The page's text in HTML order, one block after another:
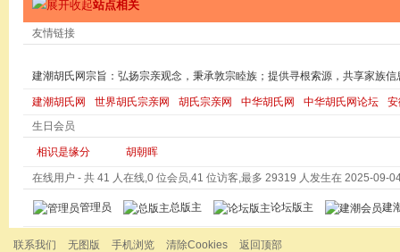
站点相关
友情链接
建潮胡氏网宗旨：弘扬宗亲观念，秉承敦宗睦族；提供寻根索源，共享家族信
建潮胡氏网 世界胡氏宗亲网 胡氏宗亲网 中华胡氏网 中华胡氏网论坛
生日会员
相识是缘分 胡朝晖
在线用户 - 共 41 人在线,0 位会员,41 位访客,最多 29319 人发生在 2025-09-
管理员 总版主 论坛版主 建
联系我们 无图版 手机浏览 清除Cookies
返回顶部